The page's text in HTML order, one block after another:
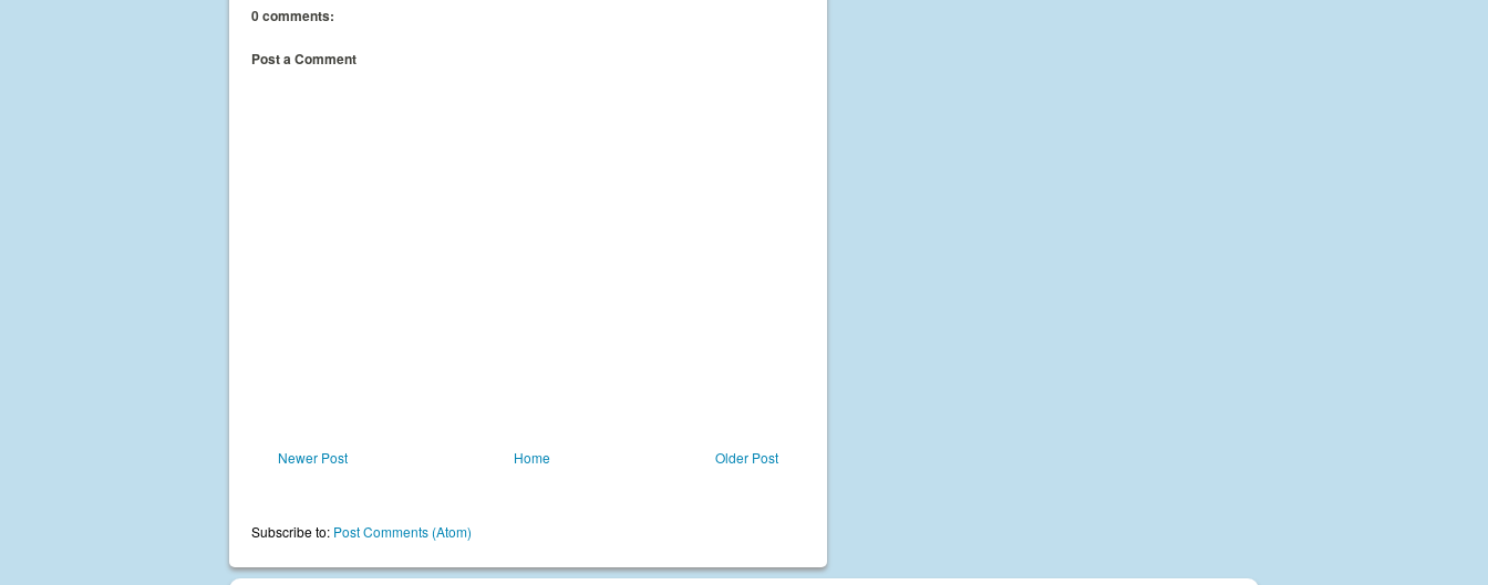
0 comments:
Post a Comment
Newer Post Older Post
Home
Subscribe to: Post Comments (Atom)